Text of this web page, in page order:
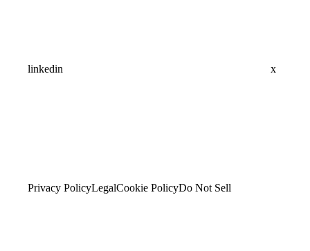
linkedin x
Privacy PolicyLegalCookie PolicyDo Not Sell